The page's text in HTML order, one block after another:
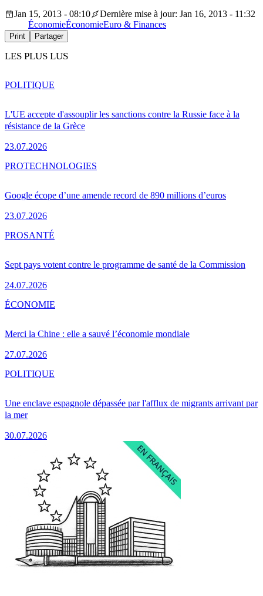
Jan 15, 2013 - 08:10
Dernière mise à jour: Jan 16, 2013 - 11:32
ÉconomieÉconomieEuro & Finances
Print Partager
LES PLUS LUS
L'UE accepte d'assouplir les sanctions contre la Russie face à la
résistance de la Grèce
23.07.2026
POLITIQUE
Google écope d’une amende record de 890 millions d’euros
23.07.2026
PROTECHNOLOGIES
Sept pays votent contre le programme de santé de la Commission
24.07.2026
PROSANTÉ
Merci la Chine : elle a sauvé l’économie mondiale
27.07.2026
ÉCONOMIE
Une enclave espagnole dépassée par l'afflux de migrants arrivant par
la mer
30.07.2026
POLITIQUE